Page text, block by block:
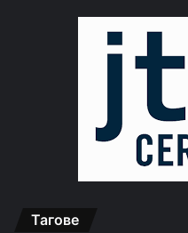
Тагове